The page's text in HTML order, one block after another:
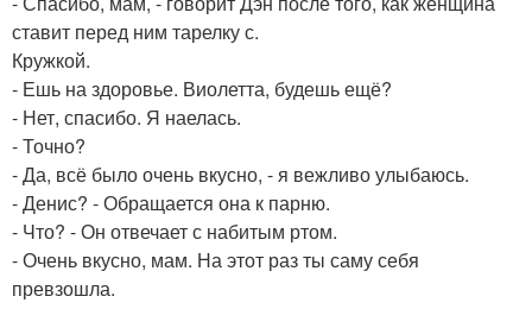
ставит перед ним тарелку с.
Кружкой.
- Ешь на здоровье. Виолетта, будешь ещё?
- Нет, спасибо. Я наелась.
- Точно?
- Да, всё было очень вкусно, - я вежливо улыбаюсь.
- Денис? - Обращается она к парню.
- Что? - Он отвечает с набитым ртом.
- Очень вкусно, мам. На этот раз ты саму себя
превзошла.